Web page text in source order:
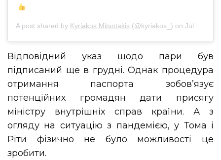
A post shared by Kyriakos Mitsotakis (@kyriakos_) onJul 25, 2020 at 11:02pm PDT
Відповідний указ щодо пари був
підписаний ще в грудні. Однак процедура
отримання паспорта зобов’язує
потенційних громадян дати присягу
міністру внутрішніх справ країни. А з
огляду на ситуацію з пандемією, у Тома і
Ріти фізично не було можливості це
зробити.